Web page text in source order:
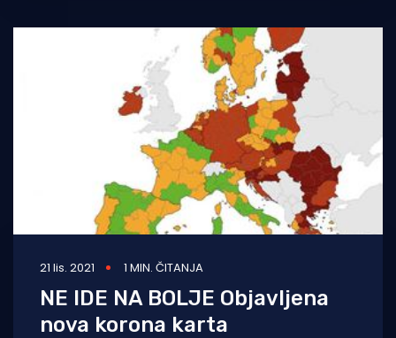
21 lis. 2021 1 MIN. ČITANJA
NE IDE NA BOLJE Objavljena
nova korona karta